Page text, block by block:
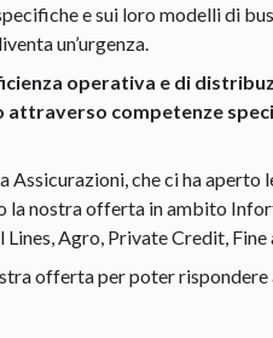
e sui loro modelli di
un’urgenza.
operativa e di
attraverso competenze
Assicurazioni, che ci ha
nostra offerta in ambito
Agro, Private Credit,
offerta per poter